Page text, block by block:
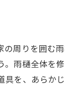
の周りを囲む
。雨樋全体を
具を、あらか